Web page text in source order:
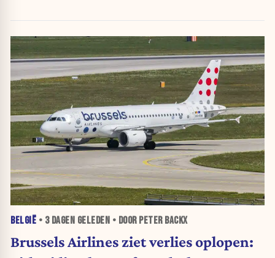
BELGIË • 3 DAGEN GELEDEN • DOOR PETER BACKX
Brussels Airlines ziet verlies oplopen: